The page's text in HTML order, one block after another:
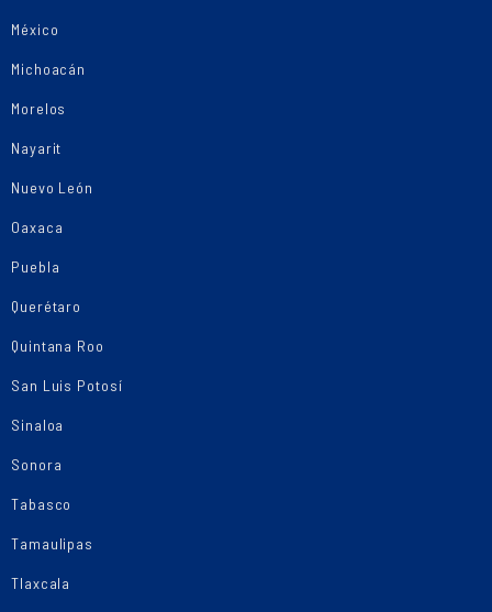
México
Michoacán
Morelos
Nayarit
Nuevo León
Oaxaca
Puebla
Querétaro
Quintana Roo
San Luis Potosí
Sinaloa
Sonora
Tabasco
Tamaulipas
Tlaxcala